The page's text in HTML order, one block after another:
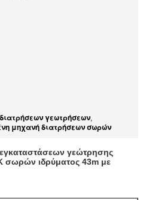
γεωτρήσεων,
μηχανή διατρήσεων σωρών
γεώτρησης
σωρών ιδρύματος 43m με